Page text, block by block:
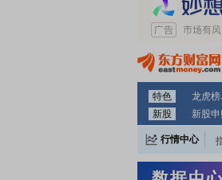
特色 龙虎
新股
新股申
行情中心